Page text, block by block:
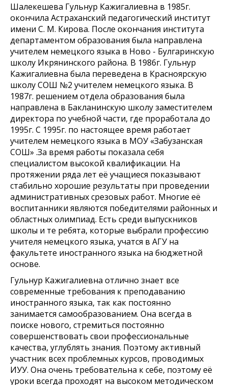
Шалекешева Гульнур Кажигалиевна в 1985г.
окончила Астраханский педагогический институт
имени С. М. Кирова. После окончания института
департаментом образования была направлена
учителем немецкого языка в Ново - Булгаринскую
школу Икрянинского района. В 1986г. Гульнур
Кажигалиевна была переведена в Красноярскую
школу СОШ №2 учителем немецкого языка. В
1987г. решением отдела образования была
направлена в Бакланинскую школу заместителем
директора по учебной части, где проработала до
1995г. С 1995г. по настоящее время работает
учителем немецкого языка в МОУ «Забузанская
СОШ» .За время работы показала себя
специалистом высокой квалификации. На
протяжении ряда лет её учащиеся показывают
стабильно хорошие результаты при проведении
административных срезовых работ. Многие её
воспитанники являются победителями районных и
областных олимпиад. Есть среди выпускников
школы и те ребята, которые выбрали профессию
учителя немецкого языка, учатся в АГУ на
факультете иностранного языка на бюджетной
основе.
Гульнур Кажигалиевна отлично знает все
современные требования к преподаванию
иностранного языка, так как постоянно
занимается самообразованием. Она всегда в
поиске нового, стремиться постоянно
совершенствовать свои профессиональные
качества, углублять знания. Поэтому активный
участник всех проблемных курсов, проводимых
ИУУ. Она очень требовательна к себе, поэтому её
уроки всегда проходят на высоком методическом